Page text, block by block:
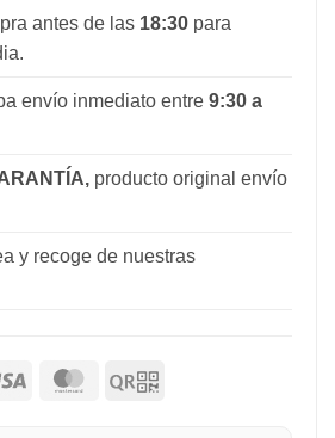
antes de las 18:30para
envío inmediato entre 9:30 a
producto original envío
y recoge de nuestras